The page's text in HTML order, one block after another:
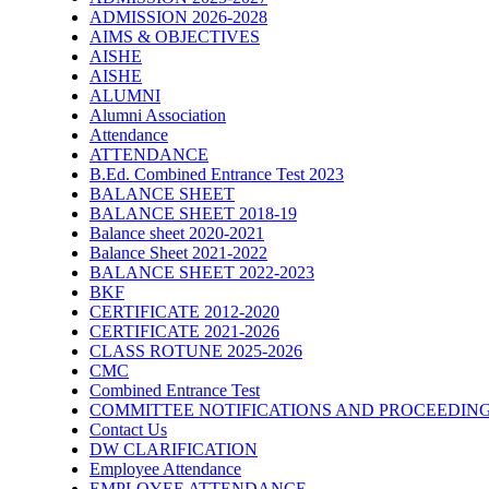
ADMISSION 2026-2028
AIMS & OBJECTIVES
AISHE
AISHE
ALUMNI
Alumni Association
Attendance
ATTENDANCE
B.Ed. Combined Entrance Test 2023
BALANCE SHEET
BALANCE SHEET 2018-19
Balance sheet 2020-2021
Balance Sheet 2021-2022
BALANCE SHEET 2022-2023
BKF
CERTIFICATE 2012-2020
CERTIFICATE 2021-2026
CLASS ROTUNE 2025-2026
CMC
Combined Entrance Test
COMMITTEE NOTIFICATIONS AND
Contact Us
DW CLARIFICATION
Employee Attendance